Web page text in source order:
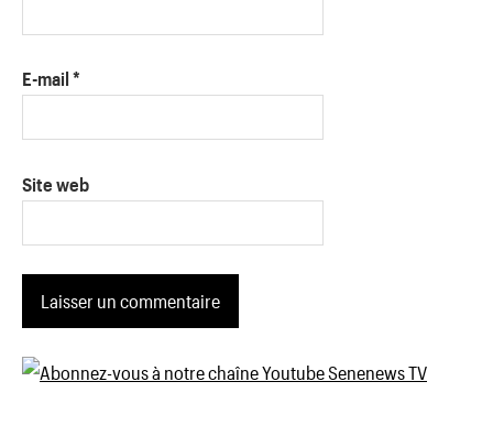
E-mail *
Site web